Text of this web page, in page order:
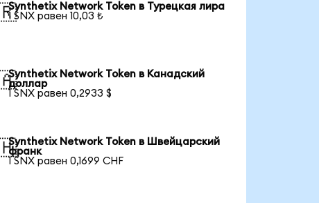
Synthetix Network Token в Турецкая лира
1 SNX равен 10,03 ₺
Synthetix Network Token в Канадский
доллар
1 SNX равен 0,2933 $
Synthetix Network Token в Швейцарский
франк
1 SNX равен 0,1699 CHF